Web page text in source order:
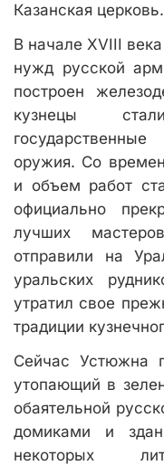
Казанская церковь.
В начале XVIII
нужд русской
построен
кузнецы
оружия. Со
и объем работ
официально
лучших
отправили на
уральских
утратил свое
традиции
Сейчас Устюжна
утопающий в
обаятельной
домиками и
некоторых